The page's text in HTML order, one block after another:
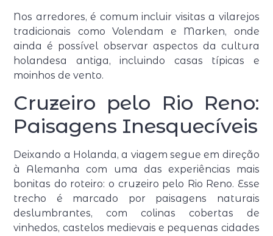
Nos arredores, é comum incluir visitas a vilarejos
tradicionais como Volendam e Marken, onde
ainda é possível observar aspectos da cultura
holandesa antiga, incluindo casas típicas e
moinhos de vento.
Cruzeiro pelo Rio Reno:
Paisagens Inesquecíveis
Deixando a Holanda, a viagem segue em direção
à Alemanha com uma das experiências mais
bonitas do roteiro: o cruzeiro pelo Rio Reno. Esse
trecho é marcado por paisagens naturais
deslumbrantes, com colinas cobertas de
vinhedos, castelos medievais e pequenas cidades